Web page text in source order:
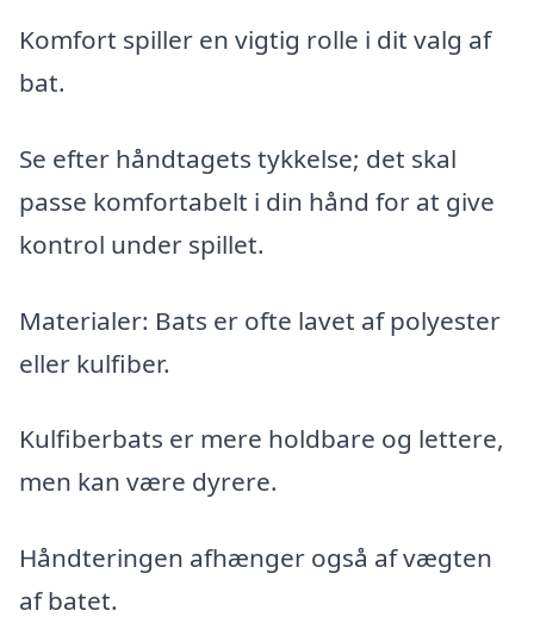
Komfort spiller en vigtig rolle i dit valg af
bat.
Se efter håndtagets tykkelse; det skal
passe komfortabelt i din hånd for at give
kontrol under spillet.
Materialer: Bats er ofte lavet af polyester
eller kulfiber.
Kulfiberbats er mere holdbare og lettere,
men kan være dyrere.
Håndteringen afhænger også af vægten
af ​​batet.